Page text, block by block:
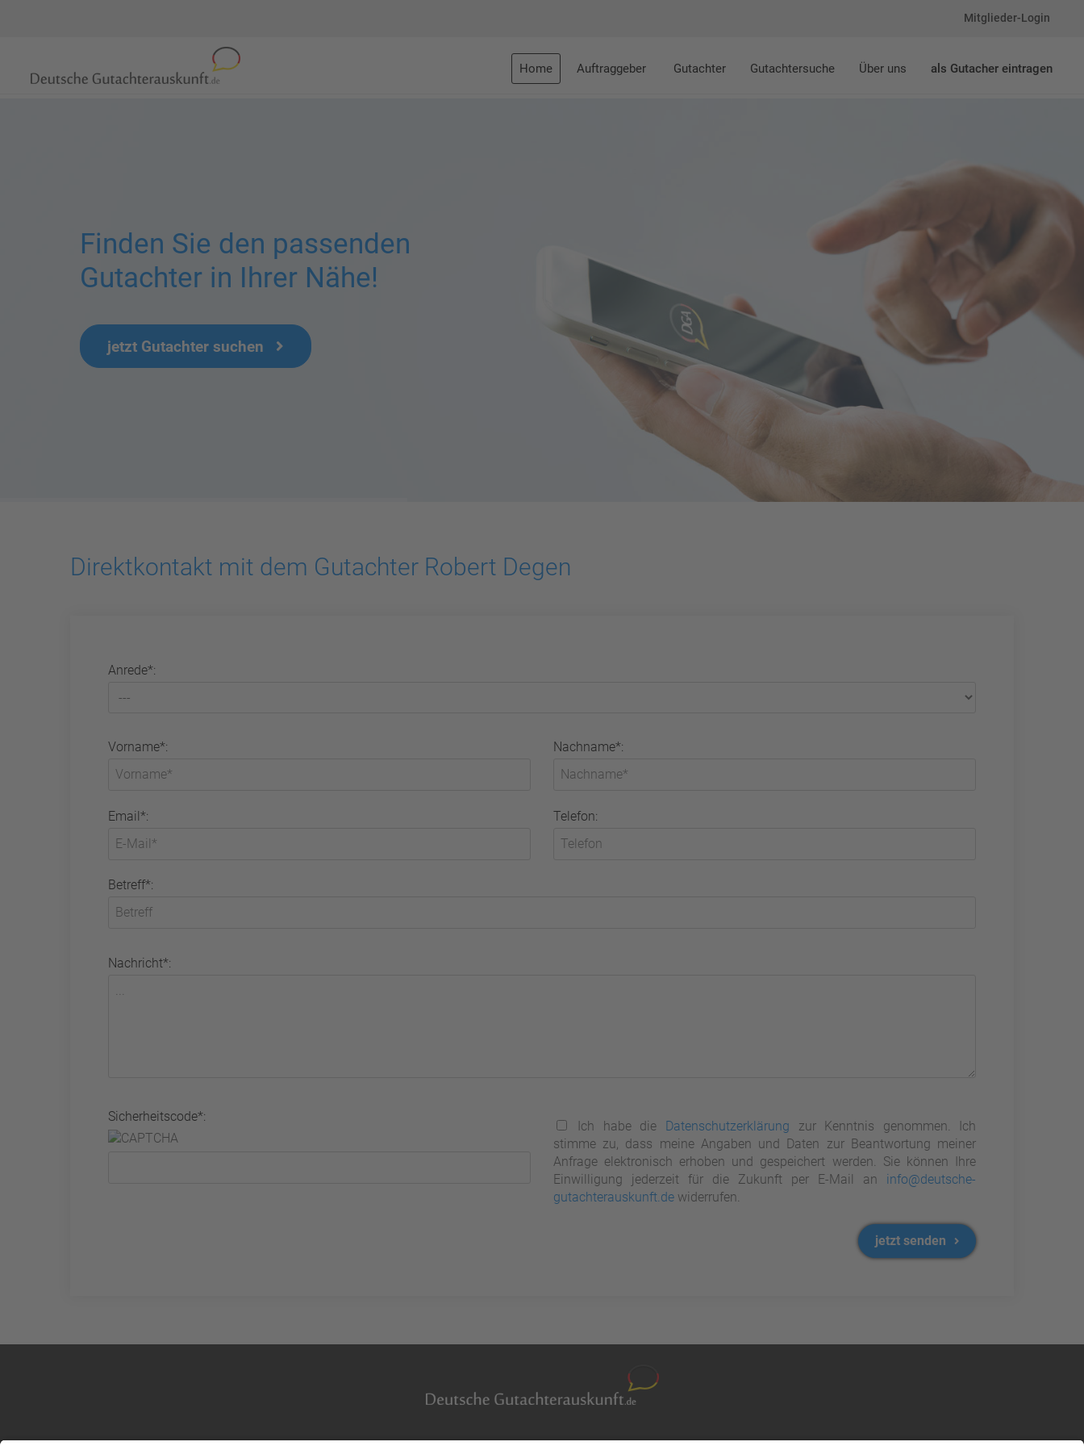
Mitglieder-Login
Home Auftraggeber Gutachter Gutachtersuche Über uns als Gutacher eintragen
Finden Sie den passenden
Gutachter in Ihrer Nähe!
jetzt Gutachter suchen
Direktkontakt mit dem Gutachter Robert Degen
Anrede*:
Vorname*: Nachname*:
Email*: Telefon:
Betreff*:
Nachricht*:
Sicherheitscode*:
Ich habe die Datenschutzerklärung zur Kenntnis genommen. Ich
stimme zu, dass meine Angaben und Daten zur Beantwortung meiner
Anfrage elektronisch erhoben und gespeichert werden. Sie können Ihre
Einwilligung jederzeit für die Zukunft per E-Mail an info@deutsche-
gutachterauskunft.dewiderrufen.
jetzt senden